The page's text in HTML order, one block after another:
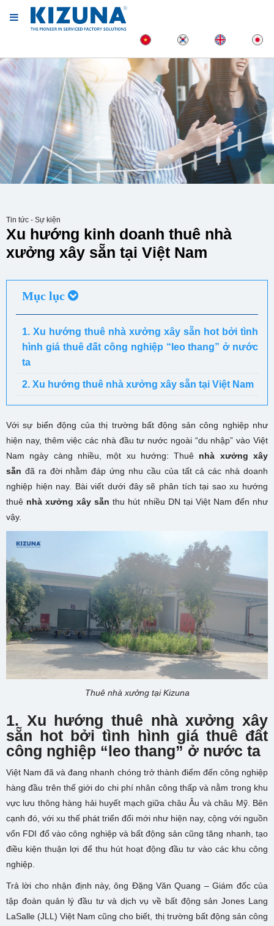
Tin tức - Sự kiện
Xu hướng kinh doanh thuê nhà
xưởng xây sẵn tại Việt Nam
Mục lục
1. Xu hướng thuê nhà xưởng xây sẵn hot bởi tình
hình giá thuê đất công nghiệp “leo thang” ở nước
ta
2. Xu hướng thuê nhà xưởng xây sẵn tại Việt Nam
Với sự biến động của thị trường bất động sản công nghiệp như
hiện nay, thêm việc các nhà đầu tư nước ngoài “du nhập” vào Việt
Nam ngày càng nhiều, một xu hướng: Thuê nhà xưởng xây
sẵn đã ra đời nhằm đáp ứng nhu cầu của tất cả các nhà doanh
nghiệp hiện nay. Bài viết dưới đây sẽ phân tích tại sao xu hướng
thuê nhà xưởng xây sẵn thu hút nhiều DN tại Việt Nam đến như
vậy.
Thuê nhà xưởng tại Kizuna
1. Xu hướng thuê nhà xưởng xây
sẵn hot bởi tình hình giá thuê đất
công nghiệp “leo thang” ở nước ta
Việt Nam đã và đang nhanh chóng trở thành điểm đến công nghiệp
hàng đầu trên thế giới do chi phí nhân công thấp và nằm trong khu
vực lưu thông hàng hải huyết mạch giữa châu Âu và châu Mỹ. Bên
cạnh đó, với xu thế phát triển đổi mới như hiện nay, cộng với nguồn
vốn FDI đổ vào công nghiệp và bất động sản cũng tăng nhanh, tạo
điều kiện thuận lợi để thu hút hoạt động đầu tư vào các khu công
nghiệp.
Trả lời cho nhận định này, ông Đặng Văn Quang – Giám đốc của
tập đoàn quản lý đầu tư và dịch vụ về bất động sản Jones Lang
LaSalle (JLL) Việt Nam cũng cho biết, thị trường bất động sản công